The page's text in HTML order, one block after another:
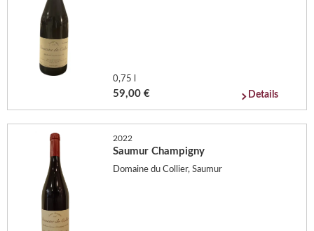
0,75 l
59,00 € Details
2022
Saumur Champigny
Domaine du Collier, Saumur